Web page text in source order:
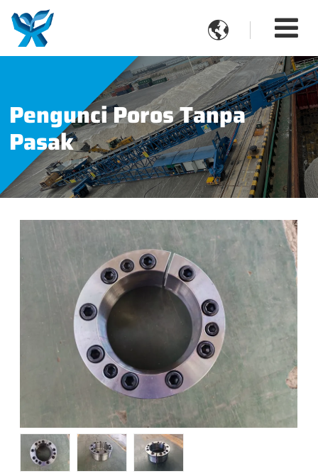

Pengunci Poros Tanpa
Pasak